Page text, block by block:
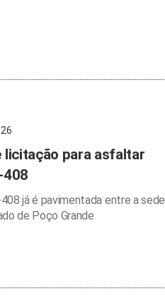
licitação para asfaltar
408
já é pavimentada entre a sede
de Poço Grande